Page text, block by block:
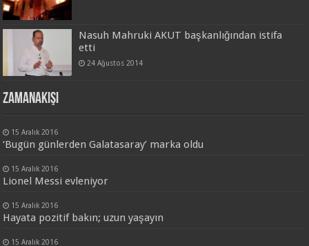
Nasuh Mahruki AKUT başkanlığından istifa
etti
24 Ağustos 2014
Zamanakışı
15 Aralık 2016
‘Bugün günlerden Galatasaray’ marka oldu
15 Aralık 2016
Lionel Messi evleniyor
15 Aralık 2016
Hayata pozitif bakın; uzun yaşayın
15 Aralık 2016